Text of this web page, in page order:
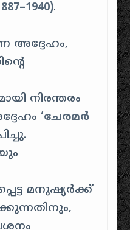
.
അദ്ദേഹം,
നിരന്തരം
‘ചേരമർ
മനുഷ്യർക്ക്